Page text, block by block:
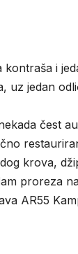
kontraša i
uz jedan
čest
krova,
proreza
AR55